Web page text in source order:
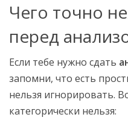
Чего точно
перед
Если тебе нужно сдать
запомни, что есть
нельзя игнорировать.
категорически нельзя: